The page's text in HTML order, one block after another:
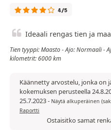
4/5
Ideaali rengas tien ja
Tien tyyppi: Maasto - Ajo: Normaali -
kilometrit: 6000 km
Käännetty arvostelu, jonka on
kokemuksen perusteella
25.7.2023- Näytä alkuperäinen
Raportti
Ostaisitko samat